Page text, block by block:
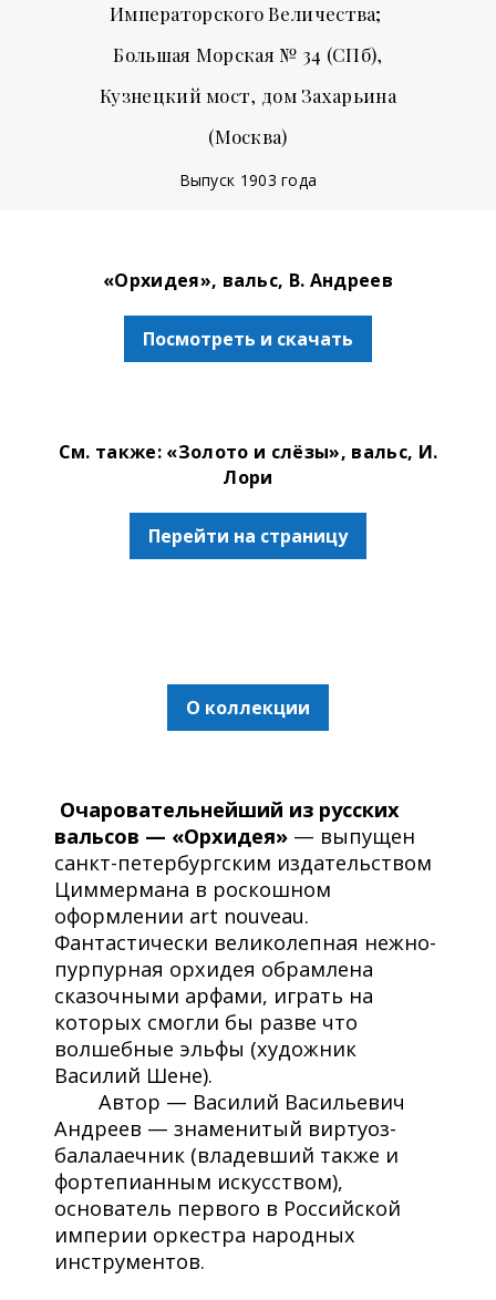
Императорского Величества;
Большая Морская № 34 (СПб),
Кузнецкий мост, дом Захарьина
(Москва)
Выпуск 1903 года
«Орхидея», вальс, В. Андреев
Посмотреть и скачать
См. также: «Золото и слёзы», вальс, И.
Лори
Перейти на страницу
О коллекции
Очаровательнейший из русских
вальсов — «Орхидея» — выпущен
санкт-петербургским издательством
Циммермана в роскошном
оформлении art nouveau.
Фантастически великолепная нежно-
пурпурная орхидея обрамлена
сказочными арфами, играть на
которых смогли бы разве что
волшебные эльфы (художник
Василий Шене).
Автор — Василий Васильевич
Андреев — знаменитый виртуоз-
балалаечник (владевший также и
фортепианным искусством),
основатель первого в Российской
империи оркестра народных
инструментов.